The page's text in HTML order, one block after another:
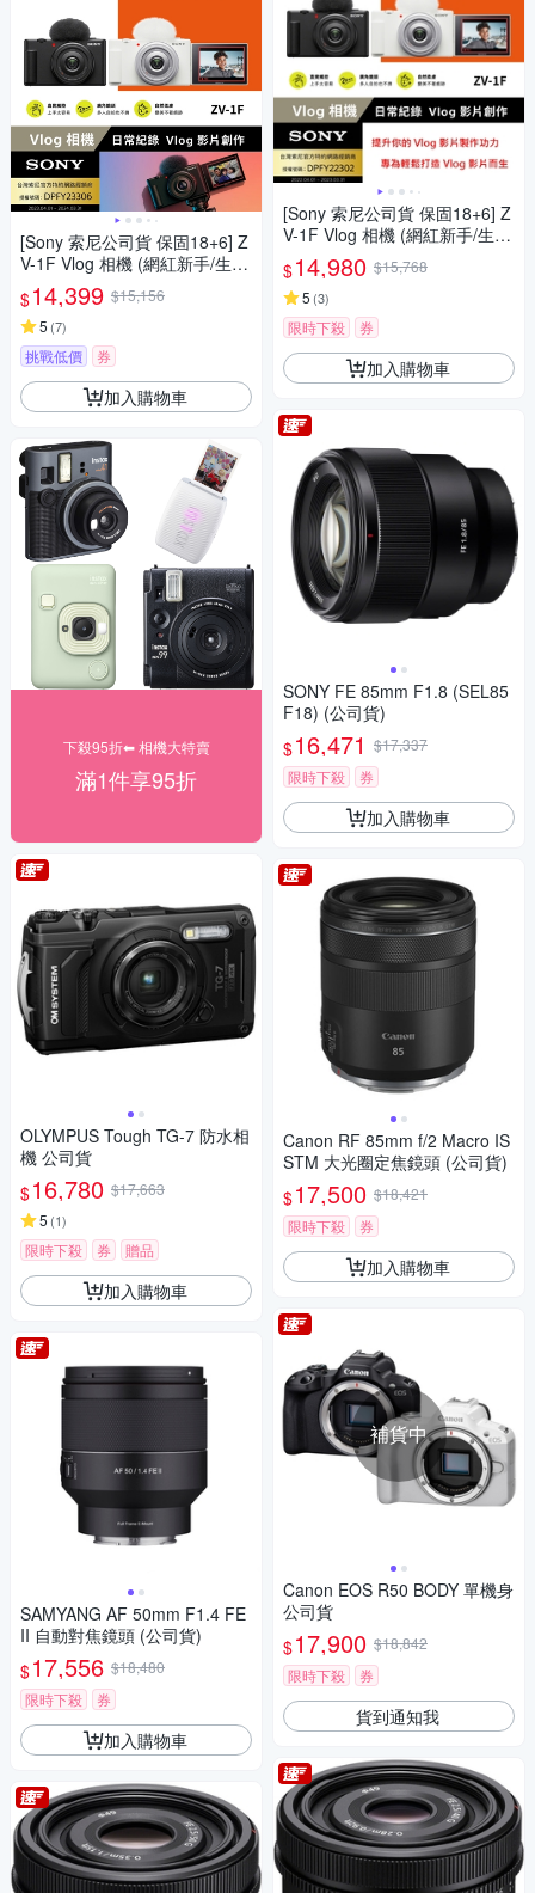
[Sony 索尼公司貨 保固18+6] Z
V-1F Vlog 相機 (網紅新手/生活
隨拍)
$14,399 $15,156
5 (7)
挑戰低價 券
加入購物車
下殺95折⬅︎ 相機大特賣
滿1件享95折
OLYMPUS Tough TG-7 防水相
機 公司貨
$16,780 $17,663
5 (1)
限時下殺 券 贈品
加入購物車
SAMYANG AF 50mm F1.4 FE
II 自動對焦鏡頭 (公司貨)
$17,556 $18,480
限時下殺
券
加入購物車
[Sony 索尼公司貨 保固18+6] Z
V-1F Vlog 相機 (網紅新手/生活
隨拍)
$14,980 $15,768
5 (3)
限時下殺 券
加入購物車
SONY FE 85mm F1.8 (SEL85
F18) (公司貨)
$16,471 $17,337
限時下殺
券
加入購物車
Canon RF 85mm f/2 Macro IS
STM 大光圈定焦鏡頭 (公司貨)
$17,500 $18,421
限時下殺
券
加入購物車
補貨中
Canon EOS R50 BODY 單機身
公司貨
$17,900 $18,842
限時下殺
券
貨到通知我